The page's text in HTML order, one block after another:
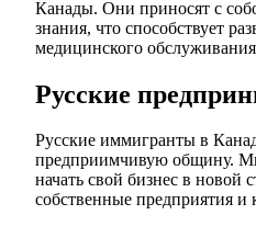
Канады. Они приносят с
знания, что способствует
медицинского обслуживания
Русские
Русские иммигранты в
предприимчивую общину.
начать свой бизнес в новой
собственные предприятия и